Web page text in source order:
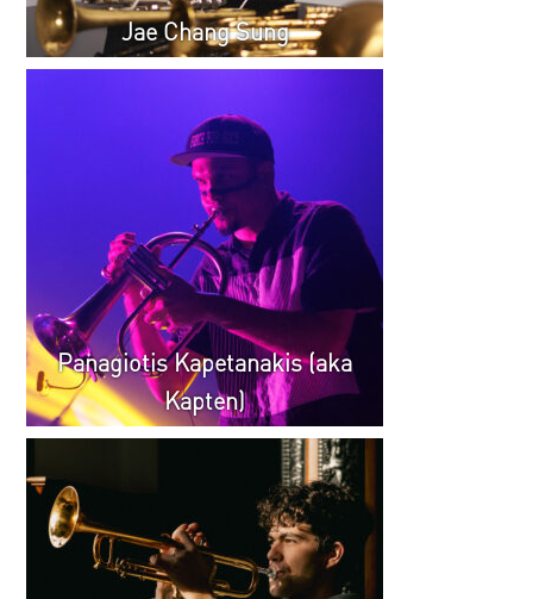
Jae Chang Sung
Panagiotis Kapetanakis (aka
Kapten)